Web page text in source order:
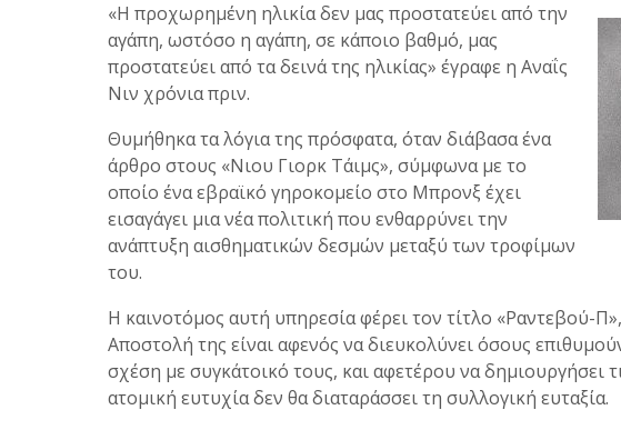
«Η προχωρημένη ηλικία δεν μας προστατεύει από την
αγάπη, ωστόσο η αγάπη, σε κάποιο βαθμό, μας
προστατεύει από τα δεινά της ηλικίας» έγραφε η Αναΐς
Νιν χρόνια πριν.
Θυμήθηκα τα λόγια της πρόσφατα, όταν διάβασα ένα
άρθρο στους «Νιου Γιορκ Τάιμς», σύμφωνα με το
οποίο ένα εβραϊκό γηροκομείο στο Μπρονξ έχει
εισαγάγει μια νέα πολιτική που ενθαρρύνει την
ανάπτυξη αισθηματικών δεσμών μεταξύ των τροφίμων
του.
Η καινοτόμος αυτή υπηρεσία φέρει τον τίτλο «Ραντεβού-
Αποστολή της είναι αφενός να διευκολύνει όσους
σχέση με συγκάτοικό τους, και αφετέρου να δημιουργήσει
ατομική ευτυχία δεν θα διαταράσσει τη συλλογική ευταξία.